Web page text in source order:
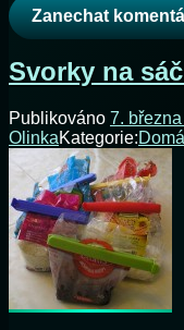
Zanechat
Svorky na
Publikováno 7.
OlinkaKategorie: